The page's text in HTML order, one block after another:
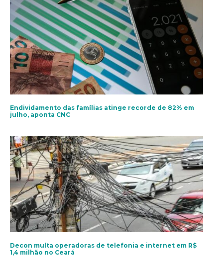
Endividamento das famílias atinge recorde de 82% em
julho, aponta CNC
Decon multa operadoras de telefonia e internet em R$
1,4 milhão no Ceará